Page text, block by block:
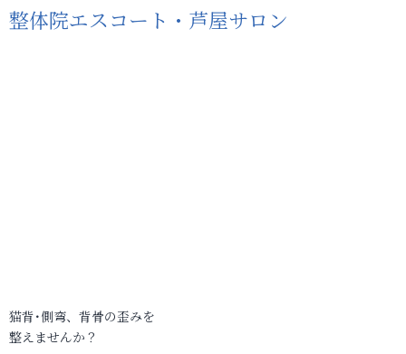
整体院エスコート・芦屋サロン
猫背･側弯、背骨の歪みを
整えませんか？